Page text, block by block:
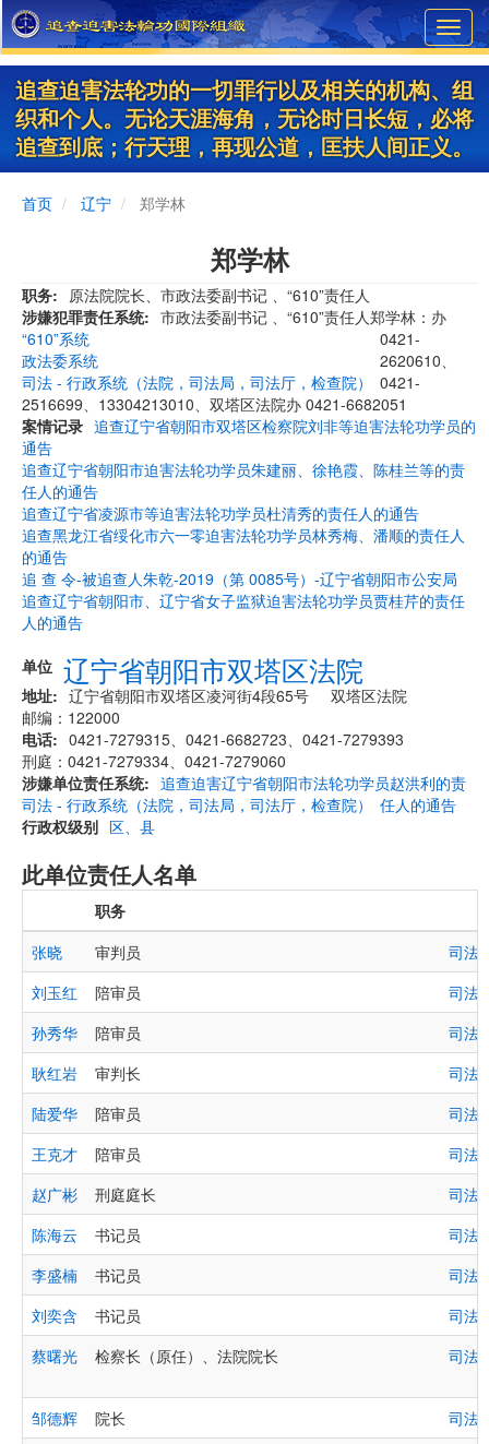
Skip
to
main
content
追查迫害法轮功的一切罪行以及相关的机构、组
织和个人。无论天涯海角，无论时日长短，必将
追查到底；行天理，再现公道，匡扶人间正义。
首页 辽宁 郑学林
郑学林
职务
原法院院长、市政法委副书记 、“610”责任人
涉嫌犯罪责任系统
“610”系统
政法委系统
司法 - 行政系统（法院，司法局，司法厅，检查院）
市政法委副书记 、“610”责任人郑学林：办
0421-
2620610、
0421-
2516699、13304213010、双塔区法院办 0421-6682051
案情记录 追查辽宁省朝阳市双塔区检察院刘非等迫害法轮功学员的
通告
追查辽宁省朝阳市迫害法轮功学员朱建丽、徐艳霞、陈桂兰等的责
任人的通告
追查辽宁省凌源市等迫害法轮功学员杜清秀的责任人的通告
追查黑龙江省绥化市六一零迫害法轮功学员林秀梅、潘顺的责任人
的通告
追 查 令-被追查人朱乾-2019（第 0085号）-辽宁省朝阳市公安局
追查辽宁省朝阳市、辽宁省女子监狱迫害法轮功学员贾桂芹的责任
人的通告
单位 辽宁省朝阳市双塔区法院
地址
辽宁省朝阳市双塔区凌河街4段65号 双塔区法院
邮编：122000
电话
0421-7279315、0421-6682723、0421-7279393
刑庭：0421-7279334、0421-7279060
涉嫌单位责任系统
司法 - 行政系统（法院，司法局，司法厅，检查院）
追查迫害辽宁省朝阳市法轮功学员赵洪利的责
任人的通告
行政权级别 区、县
此单位责任人名单
职务
张晓
审判员
司法
刘玉红
陪审员
司法
孙秀华
陪审员
司法
耿红岩
审判长
司法
陆爱华
陪审员
司法
王克才
陪审员
司法
赵广彬
刑庭庭长
司法
陈海云
书记员
司法
李盛楠
书记员
司法
刘奕含
书记员
司法
蔡曙光
检察长（原任）、法院院长 司法
邹德辉 院长
司法